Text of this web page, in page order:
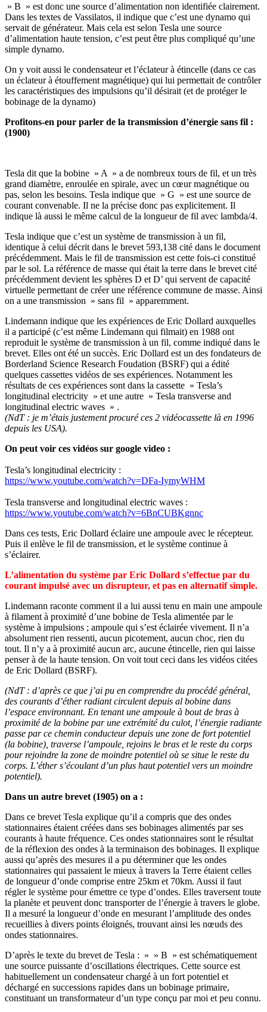
» B » est donc une source d’alimentation non identifiée clairement.
Dans les textes de Vassilatos, il indique que c’est une dynamo qui
servait de générateur. Mais cela est selon Tesla une source
d’alimentation haute tension, c’est peut être plus compliqué qu’une
simple dynamo.
On y voit aussi le condensateur et l’éclateur à étincelle (dans ce cas
un éclateur à étouffement magnétique) qui lui permettait de contrôler
les caractéristiques des impulsions qu’il désirait (et de protéger le
bobinage de la dynamo)
Profitons-en pour parler de la transmission d’énergie sans fil :
(1900)
Tesla dit que la bobine » A » a de nombreux tours de fil, et un très
grand diamètre, enroulée en spirale, avec un cœur magnétique ou
pas, selon les besoins. Tesla indique que » G » est une source de
courant convenable. Il ne la précise donc pas explicitement. Il
indique là aussi le même calcul de la longueur de fil avec lambda/4.
Tesla indique que c’est un système de transmission à un fil,
identique à celui décrit dans le brevet 593,138 cité dans le document
précédemment. Mais le fil de transmission est cette fois-ci constitué
par le sol. La référence de masse qui était la terre dans le brevet cité
précédemment devient les sphères D et D’ qui servent de capacité
virtuelle permettant de créer une référence commune de masse. Ainsi
on a une transmission » sans fil » apparemment.
Lindemann indique que les expériences de Eric Dollard auxquelles
il a participé (c’est même Lindemann qui filmait) en 1988 ont
reproduit le système de transmission à un fil, comme indiqué dans le
brevet. Elles ont été un succès. Eric Dollard est un des fondateurs de
Borderland Science Research Foudation (BSRF) qui a édité
quelques cassettes vidéos de ses expériences. Notamment les
résultats de ces expériences sont dans la cassette » Tesla’s
longitudinal electricity » et une autre » Tesla transverse and
longitudinal electric waves » .
(NdT : je m’étais justement procuré ces 2 vidéocassette là en 1996
depuis les USA).
On peut voir ces vidéos sur google video :
Tesla’s longitudinal electricity :
https://www.youtube.com/watch?v=DFa-IymyWHM
Tesla transverse and longitudinal electric waves :
https://www.youtube.com/watch?v=6BnCUBKgnnc
Dans ces tests, Eric Dollard éclaire une ampoule avec le récepteur.
Puis il enlève le fil de transmission, et le système continue à
s’éclairer.
L’alimentation du système par Eric Dollard s’effectue par du
courant impulsé avec un disrupteur, et pas en alternatif simple.
Lindemann raconte comment il a lui aussi tenu en main une ampoule
à filament à proximité d’une bobine de Tesla alimentée par le
système à impulsions ; ampoule qui s’est éclairée vivement. Il n’a
absolument rien ressenti, aucun picotement, aucun choc, rien du
tout. Il n’y a à proximité aucun arc, aucune étincelle, rien qui laisse
penser à de la haute tension. On voit tout ceci dans les vidéos citées
de Eric Dollard (BSRF).
(NdT : d’après ce que j’ai pu en comprendre du procédé général,
des courants d’éther radiant circulent depuis al bobine dans
l’espace environnant. En tenant une ampoule à bout de bras à
proximité de la bobine par une extrémité du culot, l’énergie radiante
passe par ce chemin conducteur depuis une zone de fort potentiel
(la bobine), traverse l’ampoule, rejoins le bras et le reste du corps
pour rejoindre la zone de moindre potentiel où se situe le reste du
corps. L’éther s’écoulant d’un plus haut potentiel vers un moindre
potentiel).
Dans un autre brevet (1905) on a :
Dans ce brevet Tesla explique qu’il a compris que des ondes
stationnaires étaient créées dans ses bobinages alimentés par ses
courants à haute fréquence. Ces ondes stationnaires sont le résultat
de la réflexion des ondes à la terminaison des bobinages. Il explique
aussi qu’après des mesures il a pu déterminer que les ondes
stationnaires qui passaient le mieux à travers la Terre étaient celles
de longueur d’onde comprise entre 25km et 70km. Aussi il faut
régler le système pour émettre ce type d’ondes. Elles traversent toute
la planète et peuvent donc transporter de l’énergie à travers le globe.
Il a mesuré la longueur d’onde en mesurant l’amplitude des ondes
recueillies à divers points éloignés, trouvant ainsi les nœuds des
ondes stationnaires.
D’après le texte du brevet de Tesla : » » B » est schématiquement
une source puissante d’oscillations électriques. Cette source est
habituellement un condensateur chargé à un fort potentiel et
déchargé en successions rapides dans un bobinage primaire,
constituant un transformateur d’un type conçu par moi et peu connu.